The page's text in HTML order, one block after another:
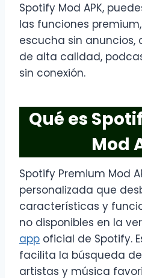
Spotify Mod APK,
las funciones
escucha sin
de alta calidad,
sin conexión.
Qué es
Mod
Spotify Premium Mod
personalizada que
características y
no disponibles en la
app oficial de Spotify.
facilita la búsqueda
artistas y música